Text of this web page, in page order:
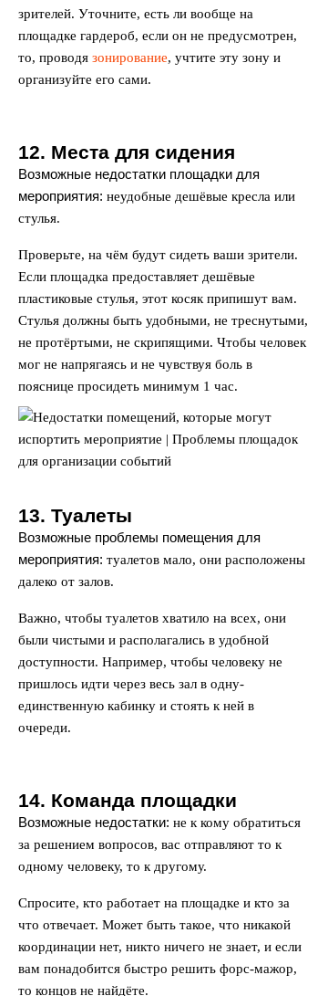
зрителей. Уточните, есть ли вообще на
площадке гардероб, если он не предусмотрен,
то, проводя зонирование, учтите эту зону и
организуйте его сами.
12. Места для сидения
Возможные недостатки площадки для
мероприятия: неудобные дешёвые кресла или
стулья.
Проверьте, на чём будут сидеть ваши зрители.
Если площадка предоставляет дешёвые
пластиковые стулья, этот косяк припишут вам.
Стулья должны быть удобными, не треснутыми,
не протёртыми, не скрипящими. Чтобы человек
мог не напрягаясь и не чувствуя боль в
пояснице просидеть минимум 1 час.
13. Туалеты
Возможные проблемы помещения для
мероприятия: туалетов мало, они расположены
далеко от залов.
Важно, чтобы туалетов хватило на всех, они
были чистыми и располагались в удобной
доступности. Например, чтобы человеку не
пришлось идти через весь зал в одну-
единственную кабинку и стоять к ней в
очереди.
14. Команда площадки
Возможные недостатки: не к кому обратиться
за решением вопросов, вас отправляют то к
одному человеку, то к другому.
Спросите, кто работает на площадке и кто за
что отвечает. Может быть такое, что никакой
координации нет, никто ничего не знает, и если
вам понадобится быстро решить форс-мажор,
то концов не найдёте.